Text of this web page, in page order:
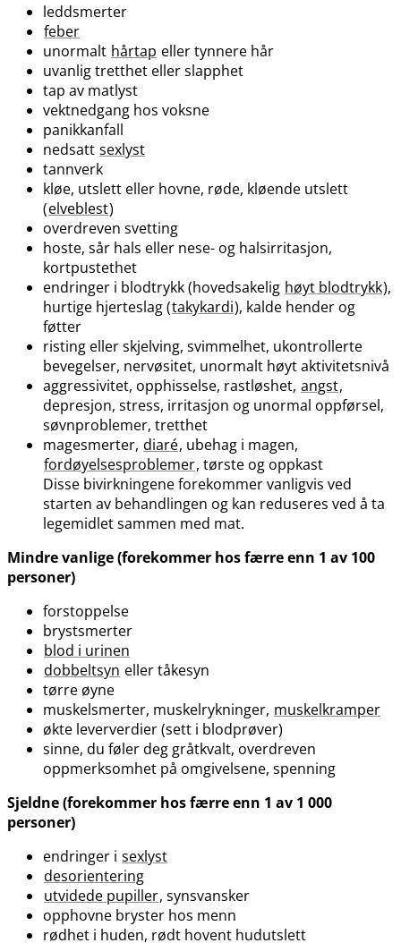
leddsmerter
feber
unormalt hårtap eller tynnere hår
uvanlig tretthet eller slapphet
tap av matlyst
vektnedgang hos voksne
panikkanfall
nedsatt sexlyst
tannverk
kløe, utslett eller hovne, røde, kløende utslett
(elveblest)
overdreven svetting
hoste, sår hals eller nese- og halsirritasjon,
kortpustethet
endringer i blodtrykk (hovedsakelig høyt blodtrykk),
hurtige hjerteslag (takykardi), kalde hender og
føtter
risting eller skjelving, svimmelhet, ukontrollerte
bevegelser, nervøsitet, unormalt høyt aktivitetsnivå
aggressivitet, opphisselse, rastløshet, angst,
depresjon, stress, irritasjon og unormal oppførsel,
søvnproblemer, tretthet
magesmerter, diaré, ubehag i magen,
fordøyelsesproblemer, tørste og oppkast
Disse bivirkningene forekommer vanligvis ved
starten av behandlingen og kan reduseres ved å ta
legemidlet sammen med mat.
Mindre vanlige (forekommer hos færre enn 1 av 100
personer)
forstoppelse
brystsmerter
blod i urinen
dobbeltsyn eller tåkesyn
tørre øyne
muskelsmerter, muskelrykninger, muskelkramper
økte leververdier (sett i blodprøver)
sinne, du føler deg gråtkvalt, overdreven
oppmerksomhet på omgivelsene, spenning
Sjeldne (forekommer hos færre enn 1 av 1 000
personer)
endringer i sexlyst
desorientering
utvidede pupiller, synsvansker
opphovne bryster hos menn
rødhet i huden, rødt hovent hudutslett